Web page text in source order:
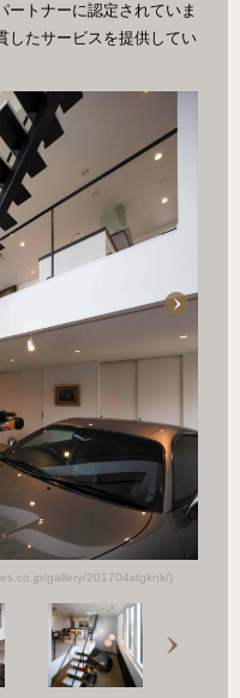
ートナーに認定されていま
したサービスを提供してい
gallery/201704stgknk/)